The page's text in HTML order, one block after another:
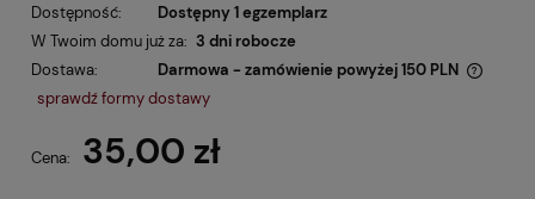
Dostępność:
Dostępny 1 egzemplarz
W Twoim domu już za: 3 dni robocze
Dostawa:
Darmowa - zamówienie powyżej 150 PLN
Cena nie zawiera ewentualnych kosztów płatności
sprawdź formy dostawy
Cena: 35,00 zł